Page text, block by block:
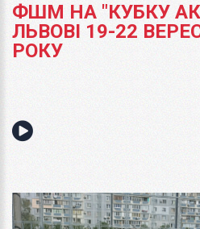
ФШМ НА "КУБКУ
ЛЬВОВІ 19-22
РОКУ